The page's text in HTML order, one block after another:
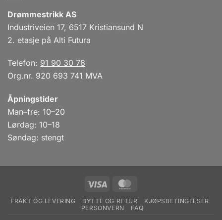
Drømmestrikk AS
Industriveien 17, 6517 Kristiansund N
2. etasje på Alti Futura
Telefon: 91 90 30 78
Org.nr. 920 693 741 MVA
Åpningstider
Man–fre: 10–20
Lørdag: 10–18
Søndag: stengt
Visa
FRAKT OG LEVERING BYTTE OG RETUR
KJØPSBETINGELSER
PERSONVERN
FAQ